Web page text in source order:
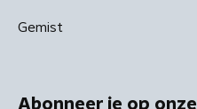
Gemist
Abonneer je op